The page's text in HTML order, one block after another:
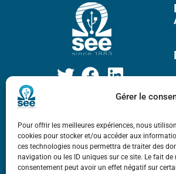
Gérer le
Pour offrir les meilleures expériences, nous
cookies pour stocker et/ou accéder aux
ces technologies nous permettra de traiter des
navigation ou les ID uniques sur ce site. Le fait
consentement peut avoir un effet négatif sur